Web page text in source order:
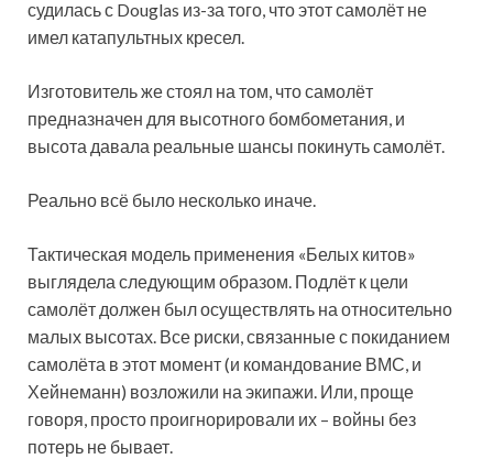
судилась с Douglas из-за того, что этот самолёт не
имел катапультных кресел.
Изготовитель же стоял на том, что самолёт
предназначен для высотного бомбометания, и
высота давала реальные шансы покинуть самолёт.
Реально всё было несколько иначе.
Тактическая модель применения «Белых китов»
выглядела следующим образом. Подлёт к цели
самолёт должен был осуществлять на относительно
малых высотах. Все риски, связанные с покиданием
самолёта в этот момент (и командование ВМС, и
Хейнеманн) возложили на экипажи. Или, проще
говоря, просто проигнорировали их – войны без
потерь не бывает.